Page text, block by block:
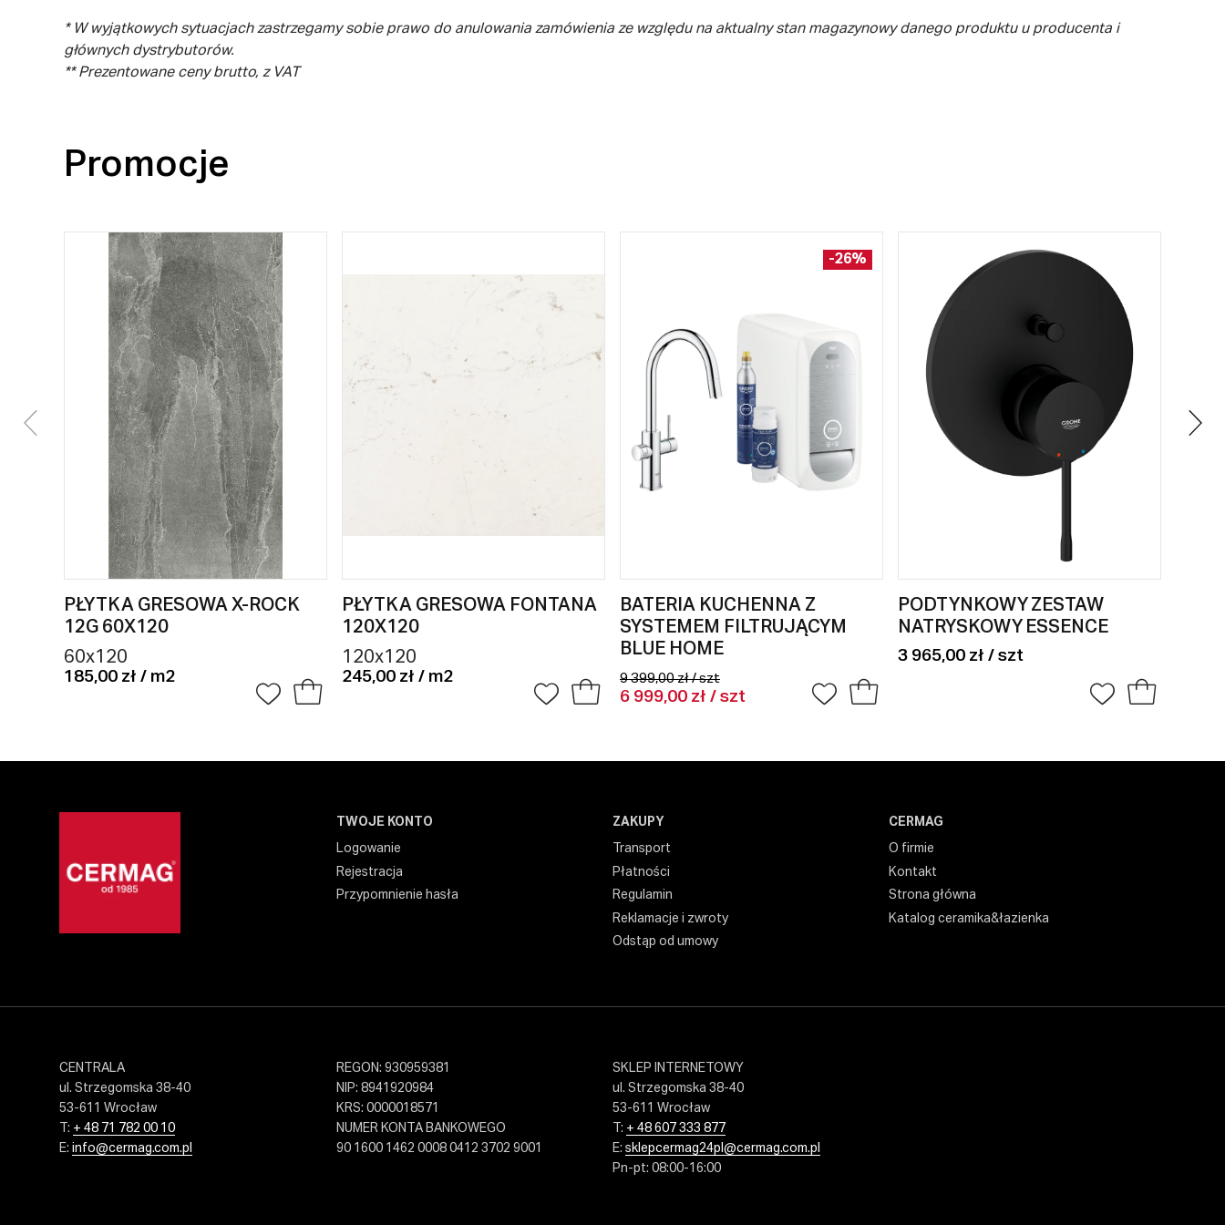
* W wyjątkowych sytuacjach zastrzegamy sobie prawo do anulowania zamówienia ze względu na aktualny stan magazynowy danego produktu u producenta i
głównych dystrybutorów.
** Prezentowane ceny brutto, z VAT
Promocje
PŁYTKA GRESOWA X-ROCK
12G 60X120
60x120
185,00 zł / m2
PŁYTKA GRESOWA FONTANA
120X120
120x120
245,00 zł / m2
BATERIA KUCHENNA Z
SYSTEMEM FILTRUJĄCYM
BLUE HOME
9 399,00 zł / szt
6 999,00 zł / szt
-26%
PODTYNKOWY ZESTAW
NATRYSKOWY ESSENCE
3 965,00 zł / szt
TWOJE KONTO
Logowanie
Rejestracja
Przypomnienie hasła
ZAKUPY
Transport
Płatności
Regulamin
Reklamacje i zwroty
Odstąp od umowy
CERMAG
O firmie
Kontakt
Strona główna
Katalog ceramika&łazienka
CENTRALA
ul. Strzegomska 38-40
53-611 Wrocław
T: + 48 71 782 00 10
E:info@cermag.com.pl
REGON: 930959381
NIP: 8941920984
KRS: 0000018571
NUMER KONTA BANKOWEGO
90 1600 1462 0008 0412 3702 9001
SKLEP INTERNETOWY
ul. Strzegomska 38-40
53-611 Wrocław
T: + 48 607 333 877
E: sklepcermag24pl@cermag.com.pl
Pn-pt: 08:00-16:00